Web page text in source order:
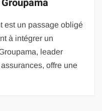
est un passage obligé
à intégrer un
leader
offre une